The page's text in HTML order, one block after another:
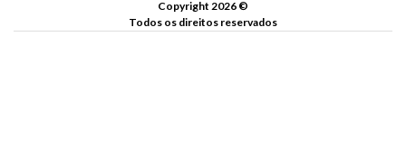
Copyright 2026 ©
Todos os direitos reservados